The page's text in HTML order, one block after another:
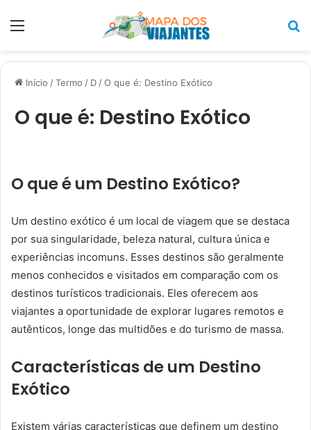
Menu
Início /Termo / D /O que é: Destino Exótico
O que é: Destino Exótico
O que é um Destino Exótico?
Um destino exótico é um local de viagem que se destaca
por sua singularidade, beleza natural, cultura única e
experiências incomuns. Esses destinos são geralmente
menos conhecidos e visitados em comparação com os
destinos turísticos tradicionais. Eles oferecem aos
viajantes a oportunidade de explorar lugares remotos e
autênticos, longe das multidões e do turismo de massa.
Características de um Destino
Exótico
Existem várias características que definem um destino